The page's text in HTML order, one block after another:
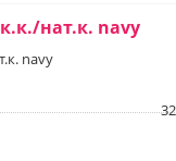
нат.к. navy
navy